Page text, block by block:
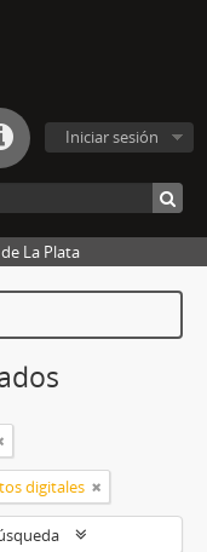
Iniciar sesión
La Plata
digitales